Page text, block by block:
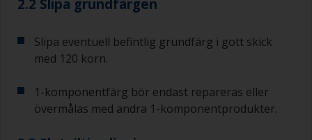
2.2 Slipa grundfärgen
Slipa eventuell befintlig grundfärg i gott skick
med 120 korn.
1-komponentfärg bör endast repareras eller
övermålas med andra 1-komponentprodukter.